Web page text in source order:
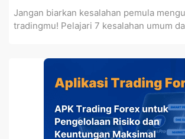
Jangan biarkan kesalahan pemula
tradingmu! Pelajari 7 kesalahan umum